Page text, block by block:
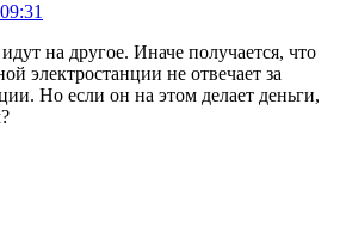
на другое. Иначе получается, что
электростанции не отвечает за
Но если он на этом делает деньги,